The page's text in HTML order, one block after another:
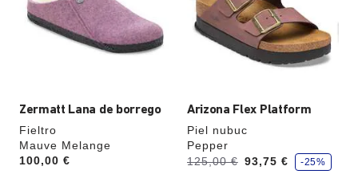
Zermatt Lana de borrego
Fieltro
Mauve Melange
Price:
100,00 €
actualizará
Arizona Flex Platform
Piel nubuc
Pepper
Antes:
125,00 €
ahora 93,75 €
a
h
-25%
actualizará
cambiar